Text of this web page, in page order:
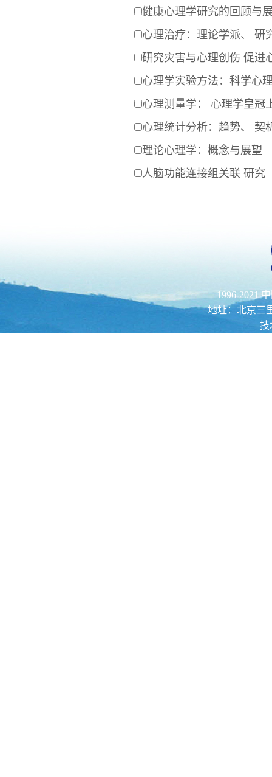
健康心理学研究的回顾与
心理治疗：理论学派、 研
研究灾害与心理创伤 促进
心理学实验方法：科学心
心理测量学： 心理学皇冠
心理统计分析：趋势、 契
理论心理学：概念与展望
人脑功能连接组关联 研究
1996-2021
地址：北京三
技